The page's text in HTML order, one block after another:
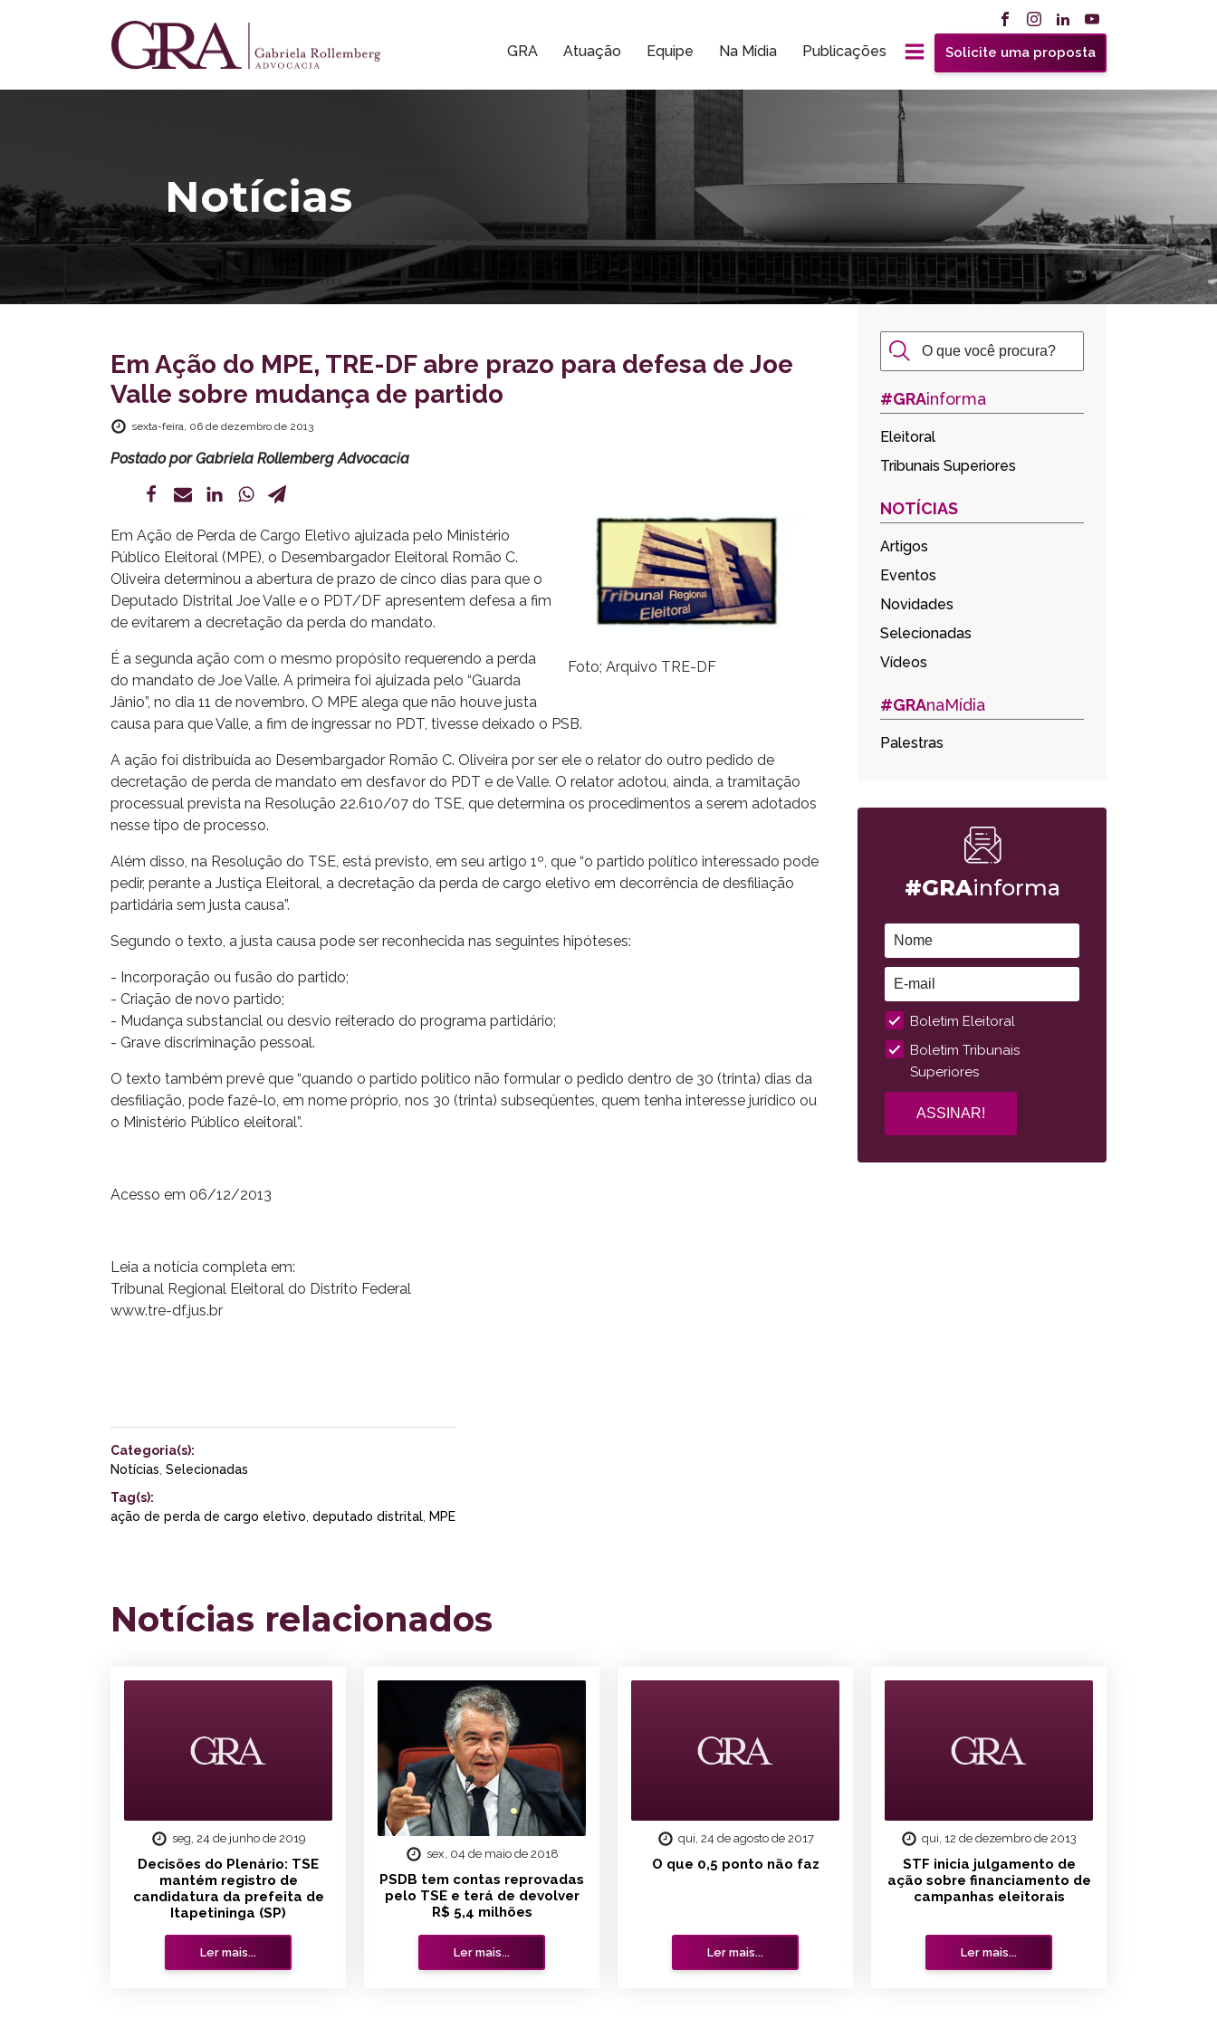
GRA Atuação Equipe Na Mídia Publicações Solicite uma proposta
Notícias
Em Ação do MPE, TRE-DF abre prazo para defesa de Joe
Valle sobre mudança de partido
sexta-feira, 06 de dezembro de 2013
Postado porGabriela Rollemberg Advocacia
Foto; Arquivo TRE-DF
Em Ação de Perda de Cargo Eletivo ajuizada pelo Ministério
Público Eleitoral (MPE), o Desembargador Eleitoral Romão C.
Oliveira determinou a abertura de prazo de cinco dias para que o
Deputado Distrital Joe Valle e o PDT/DF apresentem defesa a fim
de evitarem a decretação da perda do mandato.
É a segunda ação com o mesmo propósito requerendo a perda
do mandato de Joe Valle. A primeira foi ajuizada pelo “Guarda
Jânio”, no dia 11 de novembro. O MPE alega que não houve justa
causa para que Valle, a fim de ingressar no PDT, tivesse deixado o PSB.
A ação foi distribuída ao Desembargador Romão C. Oliveira por ser ele o relator do outro pedido de
decretação de perda de mandato em desfavor do PDT e de Valle. O relator adotou, ainda, a tramitação
processual prevista na Resolução 22.610/07 do TSE, que determina os procedimentos a serem adotados
nesse tipo de processo.
Além disso, na Resolução do TSE, está previsto, em seu artigo 1º, que “o partido político interessado pode
pedir, perante a Justiça Eleitoral, a decretação da perda de cargo eletivo em decorrência de desfiliação
partidária sem justa causa”.
Segundo o texto, a justa causa pode ser reconhecida nas seguintes hipóteses:
- Incorporação ou fusão do partido;
- Criação de novo partido;
- Mudança substancial ou desvio reiterado do programa partidário;
- Grave discriminação pessoal.
O texto também prevê que “quando o partido político não formular o pedido dentro de 30 (trinta) dias da
desfiliação, pode fazê-lo, em nome próprio, nos 30 (trinta) subseqüentes, quem tenha interesse jurídico ou
o Ministério Público eleitoral”.
Acesso em 06/12/2013
Leia a notícia completa em:
Tribunal Regional Eleitoral do Distrito Federal
www.tre-df.jus.br
Categoria(s):
Notícias Selecionadas
Tag(s):
ação de perda de cargo eletivo deputado distrital MPE
#GRAinforma
Eleitoral
Tribunais Superiores
NOTÍCIAS
Artigos
Eventos
Novidades
Selecionadas
Vídeos
#GRAnaMídia
Palestras
#GRAinforma
Boletim Eleitoral
Boletim Tribunais
Superiores
Notícias relacionados
seg, 24 de junho de 2019
Decisões do Plenário: TSE
mantém registro de
candidatura da prefeita de
Itapetininga (SP)
Ler mais...
sex, 04 de maio de 2018
PSDB tem contas reprovadas
pelo TSE e terá de devolver
R$ 5,4 milhões
Ler mais...
qui, 24 de agosto de 2017
O que 0,5 ponto não faz
Ler mais...
qui, 12 de dezembro de 2013
STF inicia julgamento de
ação sobre financiamento de
campanhas eleitorais
Ler mais...